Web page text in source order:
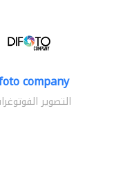
company
التصوير